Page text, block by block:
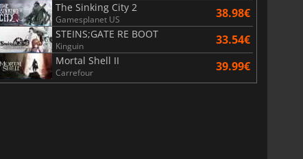
The Sinking City 2
Gamesplanet US 38.98€
STEINS;GATE RE BOOT
Kinguin 33.54€
Mortal Shell II
Carrefour 39.99€